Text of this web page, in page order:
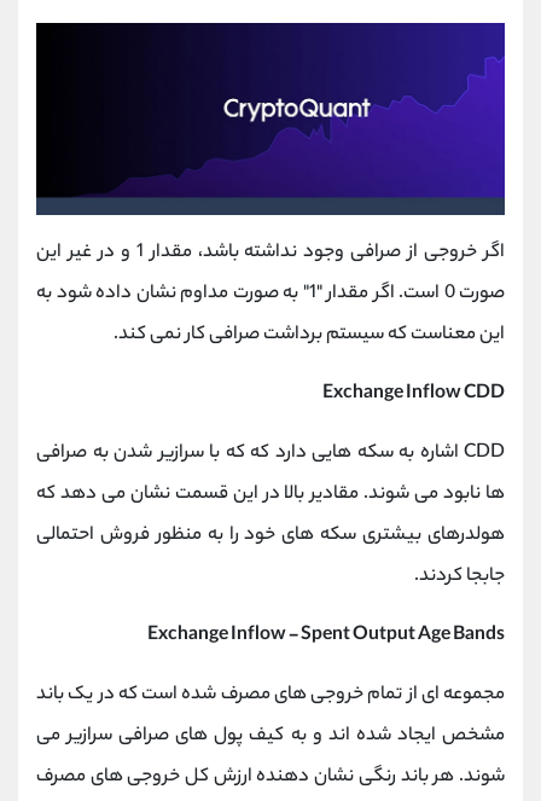
اگر خروجی از صرافی وجود نداشته باشد، مقدار 1 و در غیر این
صورت 0 است. اگر مقدار "1" به صورت مداوم نشان داده شود به
این معناست که سیستم برداشت صرافی کار نمی کند.
Exchange Inflow CDD
CDD اشاره به سکه هایی دارد که که با سرازیر شدن به صرافی
‌ها نابود می ‌شوند. مقادیر بالا در این قسمت نشان می دهد که
هولدرهای بیشتری سکه های خود را به منظور فروش احتمالی
جابجا کردند.
Exchange Inflow - Spent Output Age Bands
مجموعه ای از تمام خروجی های مصرف شده است که در یک باند
مشخص ایجاد شده اند و به کیف پول های صرافی سرازیر می
شوند. هر باند رنگی نشان دهنده ارزش کل خروجی های مصرف